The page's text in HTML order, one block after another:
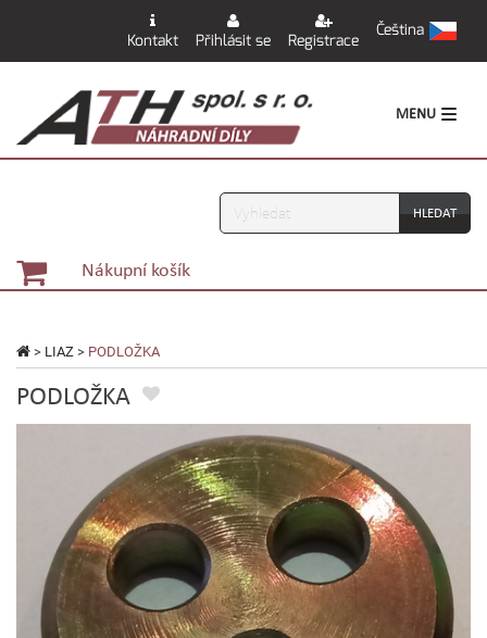
Kontakt Přihlásit se Registrace
Čeština
MENU
Vyhledávání
Nákupní košík
> LIAZ > PODLOŽKA
PODLOŽKA